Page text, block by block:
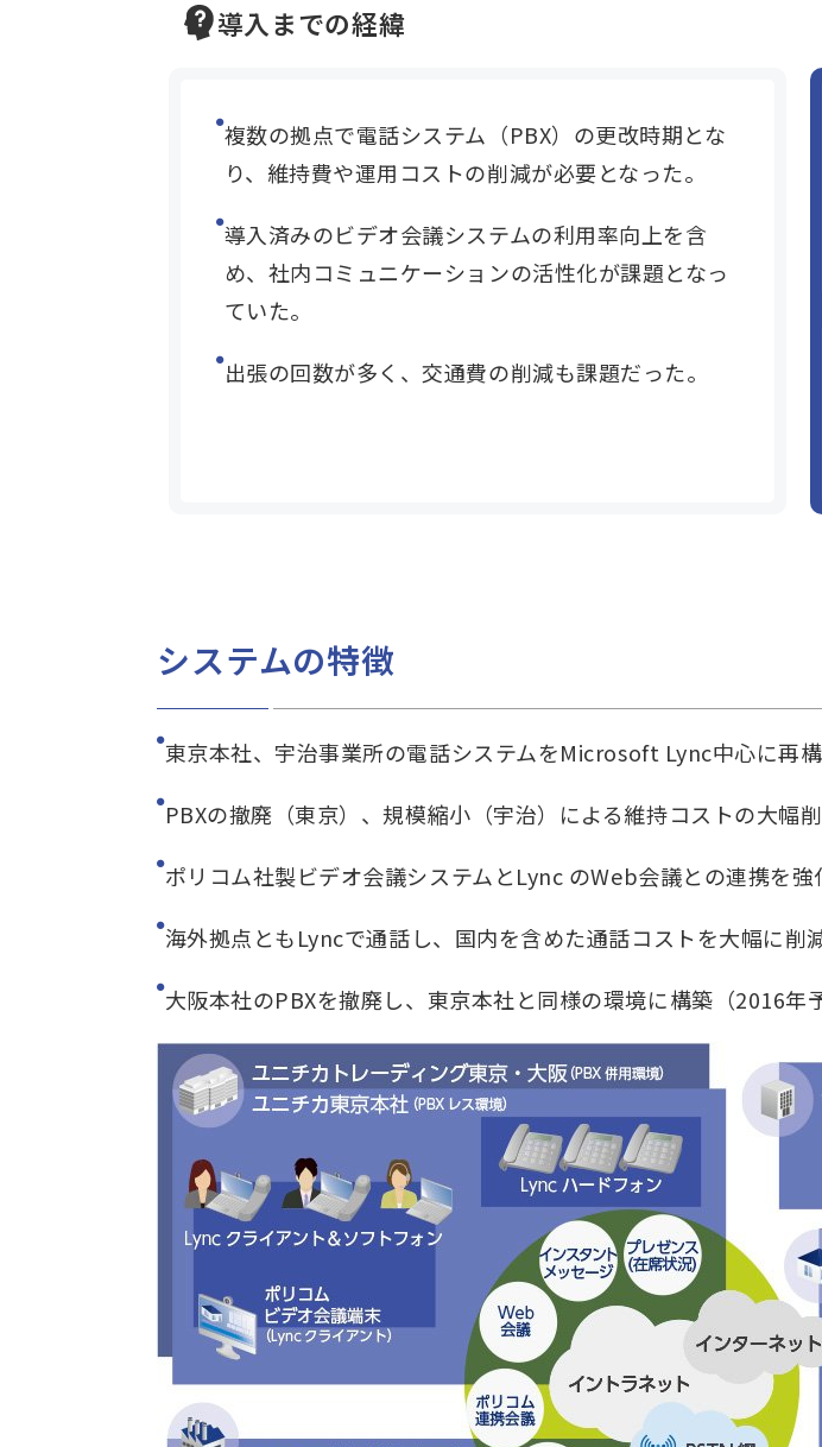
導入までの経緯
複数の拠点で電話システム（PBX）の更改時期とな
り、維持費や運用コストの削減が必要となった。
導入済みのビデオ会議システムの利用率向上を含
め、社内コミュニケーションの活性化が課題となっ
ていた。
出張の回数が多く、交通費の削減も課題だった。
システムの特徴
東京本社、宇治事業所の電話システムをMicrosoft Lync中心に再
PBXの撤廃（東京）、規模縮小（宇治）による維持コストの大幅
ポリコム社製ビデオ会議システムとLync のWeb会議との連携を強
海外拠点ともLyncで通話し、国内を含めた通話コストを大幅に削
大阪本社のPBXを撤廃し、東京本社と同様の環境に構築（2016年予